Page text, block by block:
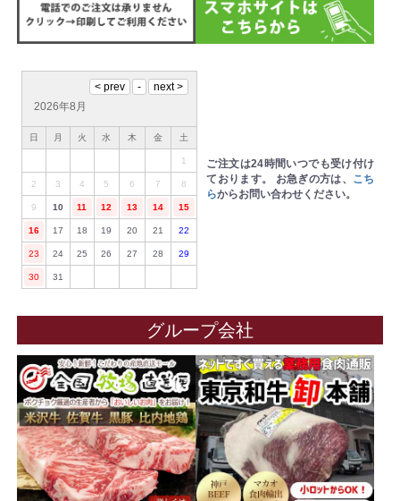
2026年8月
日 月 火 水 木 金 土
1
2 3 4 5 6 7 8
9 10 11 12 13 14 15
16 17 18 19 20 21 22
23 24 25 26 27 28 29
30 31
ご注文は24時間いつでも受け付け
ております。 お急ぎの方は、 こち
らからお問い合わせください。
グループ会社